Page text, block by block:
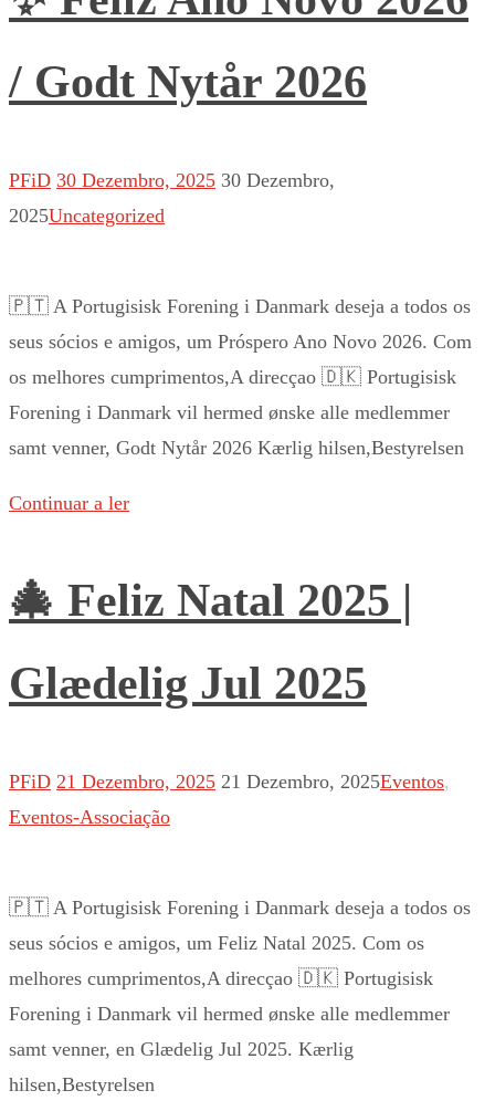
/ Godt Nytår 2026
PFiD 30 Dezembro, 2025 30 Dezembro,
2025Uncategorized
🇵🇹 A Portugisisk Forening i Danmark deseja a todos os
seus sócios e amigos, um Próspero Ano Novo 2026. Com
os melhores cumprimentos,A direcçao 🇩🇰 Portugisisk
Forening i Danmark vil hermed ønske alle medlemmer
samt venner, Godt Nytår 2026 Kærlig hilsen,Bestyrelsen
Continuar a ler
🎄 Feliz Natal 2025 |
Glædelig Jul 2025
PFiD 21 Dezembro, 2025 21 Dezembro, 2025Eventos,
Eventos-Associação
🇵🇹 A Portugisisk Forening i Danmark deseja a todos os
seus sócios e amigos, um Feliz Natal 2025. Com os
melhores cumprimentos,A direcçao 🇩🇰 Portugisisk
Forening i Danmark vil hermed ønske alle medlemmer
samt venner, en Glædelig Jul 2025. Kærlig
hilsen,Bestyrelsen